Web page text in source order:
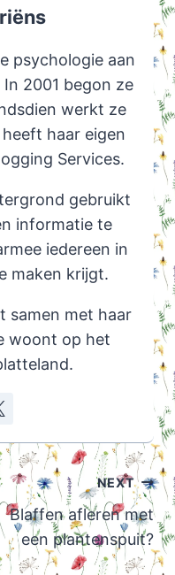
psychologie aan
2001 begon ze
werkt ze
haar eigen
Services.
gebruikt
informatie te
iedereen in
maken krijgt.
samen met haar
woont op het
NEXT
Blaffen afleren met
een plantenspuit?